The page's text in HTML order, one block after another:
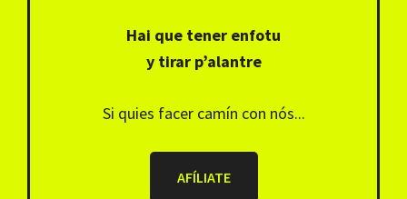
Hai que tener enfotu
y tirar p’alantre
Si quies facer camín con nós...
AFÍLIATE